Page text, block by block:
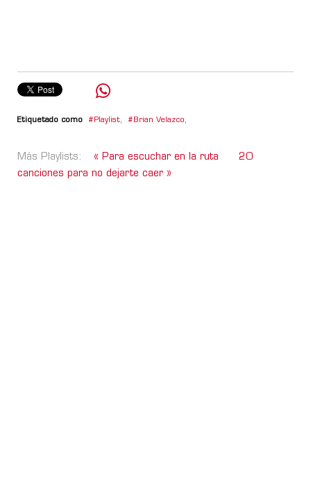
Etiquetado como Playlist, Brian Velazco,
Más Playlists: « Para escuchar en la ruta
20
canciones para no dejarte caer »